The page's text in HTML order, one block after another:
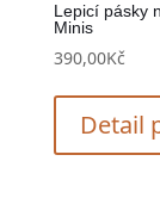
Lepicí pásky
Minis
390,00Kč
Detail